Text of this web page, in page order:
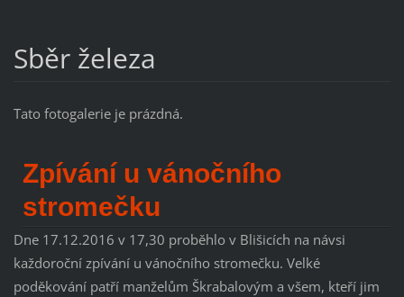
Sběr železa
Tato fotogalerie je prázdná.
Zpívání u vánočního
stromečku
Dne 17.12.2016 v 17,30 proběhlo v Blišicích na návsi
každoroční zpívání u vánočního stromečku. Velké
poděkování patří manželům Škrabalovým a všem, kteří jim